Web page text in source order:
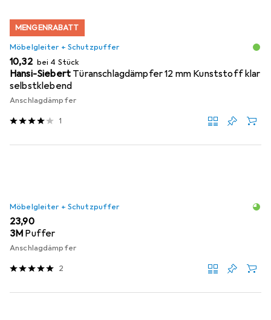
MENGENRABATT
Möbelgleiter + Schutzpuffer
EUR
10,32 bei 4 Stück
Hansi-Siebert Türanschlagdämpfer 12 mm Kunststoff klar
selbstklebend
Anschlagdämpfer
1
Möbelgleiter + Schutzpuffer
EUR
23,90
3M Puffer
Anschlagdämpfer
2